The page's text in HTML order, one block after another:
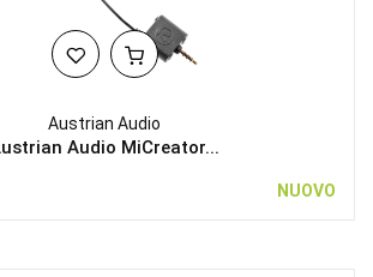
Austrian Audio
Audio MiCreator...
NUOVO